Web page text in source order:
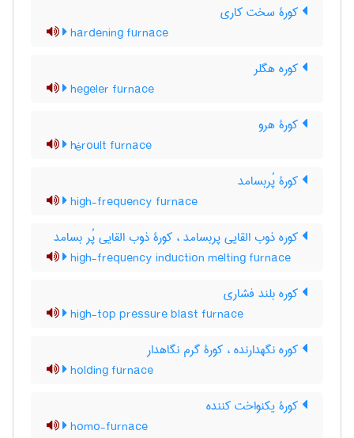
کورۀ سخت کاری
hardening furnace
کوره هگلر
hegeler furnace
کورۀ هرو
héroult furnace
کورۀ پُربسامد
high-frequency furnace
کوره ذوب القایی پربسامد ، کورۀ ذوب القایی پُر بسامد
high-frequency induction melting furnace
کوره بلند فشاری
high-top pressure blast furnace
کوره نگهدارنده ، کورۀ گرم نگاهدار
holding furnace
کورۀ یکنواخت کننده
homo-furnace